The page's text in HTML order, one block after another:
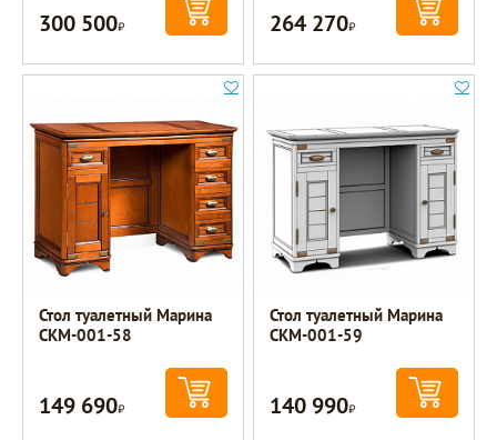
300 500Р 264 270Р
Стол туалетный Марина
СКМ-001-58
149 690Р
Стол туалетный Марина
СКМ-001-59
140 990Р